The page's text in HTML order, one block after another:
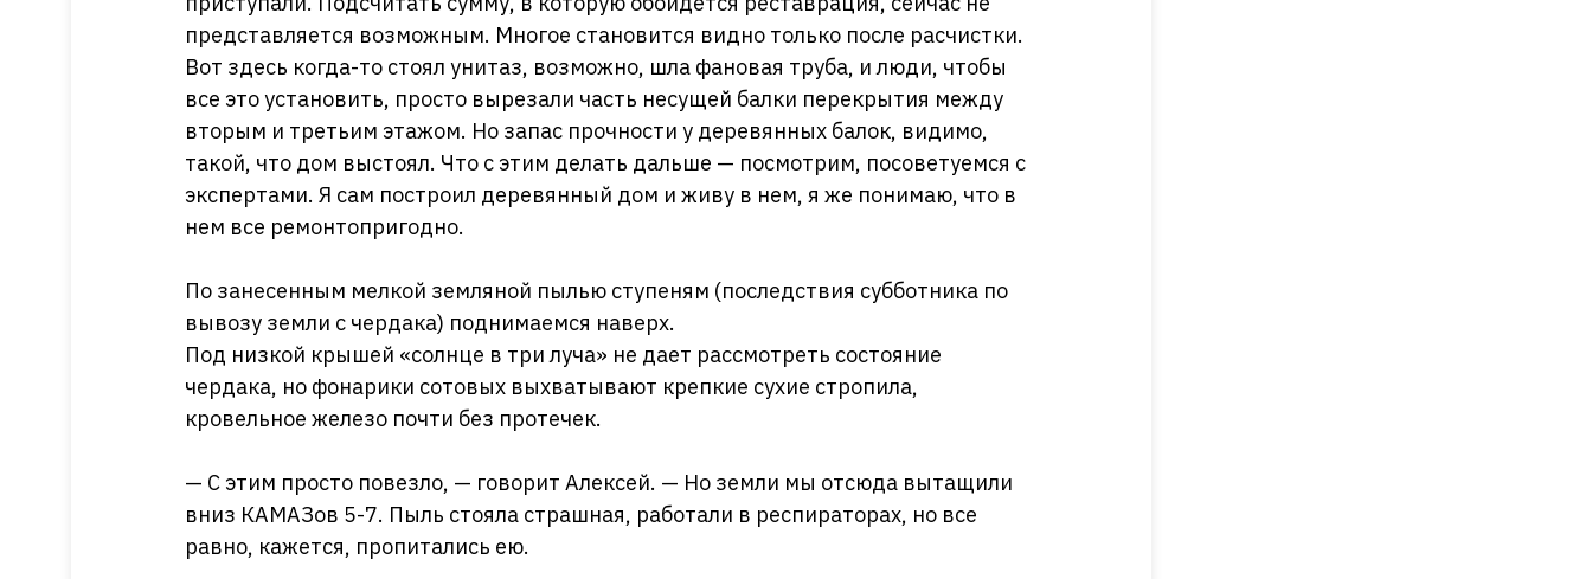
представляется возможным. Многое становится видно только после расчистки.
Вот здесь когда-то стоял унитаз, возможно, шла фановая труба, и люди, чтобы
все это установить, просто вырезали часть несущей балки перекрытия между
вторым и третьим этажом. Но запас прочности у деревянных балок, видимо,
такой, что дом выстоял. Что с этим делать дальше — посмотрим, посоветуемся с
экспертами. Я сам построил деревянный дом и живу в нем, я же понимаю, что в
нем все ремонтопригодно.
По занесенным мелкой земляной пылью ступеням (последствия субботника по
вывозу земли с чердака) поднимаемся наверх.
Под низкой крышей «солнце в три луча» не дает рассмотреть состояние
чердака, но фонарики сотовых выхватывают крепкие сухие стропила,
кровельное железо почти без протечек.
— С этим просто повезло, — говорит Алексей. — Но земли мы отсюда вытащили
вниз КАМАЗов 5-7. Пыль стояла страшная, работали в респираторах, но все
равно, кажется, пропитались ею.